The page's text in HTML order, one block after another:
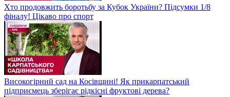
Хто продовжить боротьбу за Кубок України? Підсумки 1/8
фіналу! Цікаво про спорт
Високогірний сад на Косівщині! Як прикарпатський
підприємець зберігає рідкісні фруктові дерева?